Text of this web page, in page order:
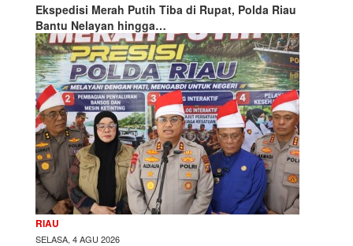
Ekspedisi Merah Putih Tiba di Rupat, Polda Riau
Bantu Nelayan hingga…
RIAU
SELASA, 4 AGU 2026